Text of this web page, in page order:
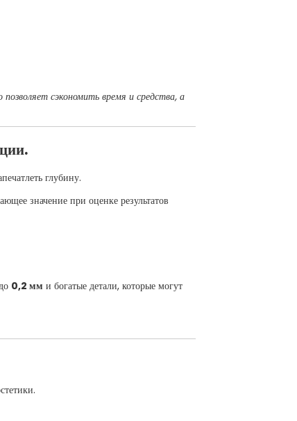
сэкономить время и средства, а
глубину.
значение при оценке результатов
0,2 мм и богатые детали, которые могут